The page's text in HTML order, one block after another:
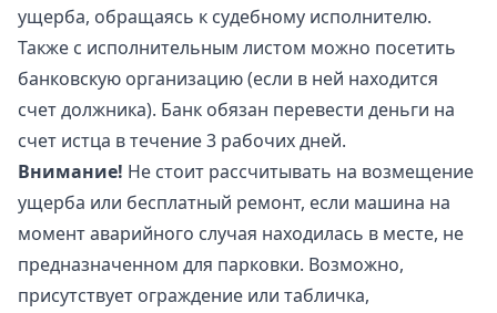
ущерба, обращаясь к судебному исполнителю.
Также с исполнительным листом можно посетить
банковскую организацию (если в ней находится
счет должника). Банк обязан перевести деньги на
счет истца в течение 3 рабочих дней.
Внимание! Не стоит рассчитывать на возмещение
ущерба или бесплатный ремонт, если машина на
момент аварийного случая находилась в месте, не
предназначенном для парковки. Возможно,
присутствует ограждение или табличка,